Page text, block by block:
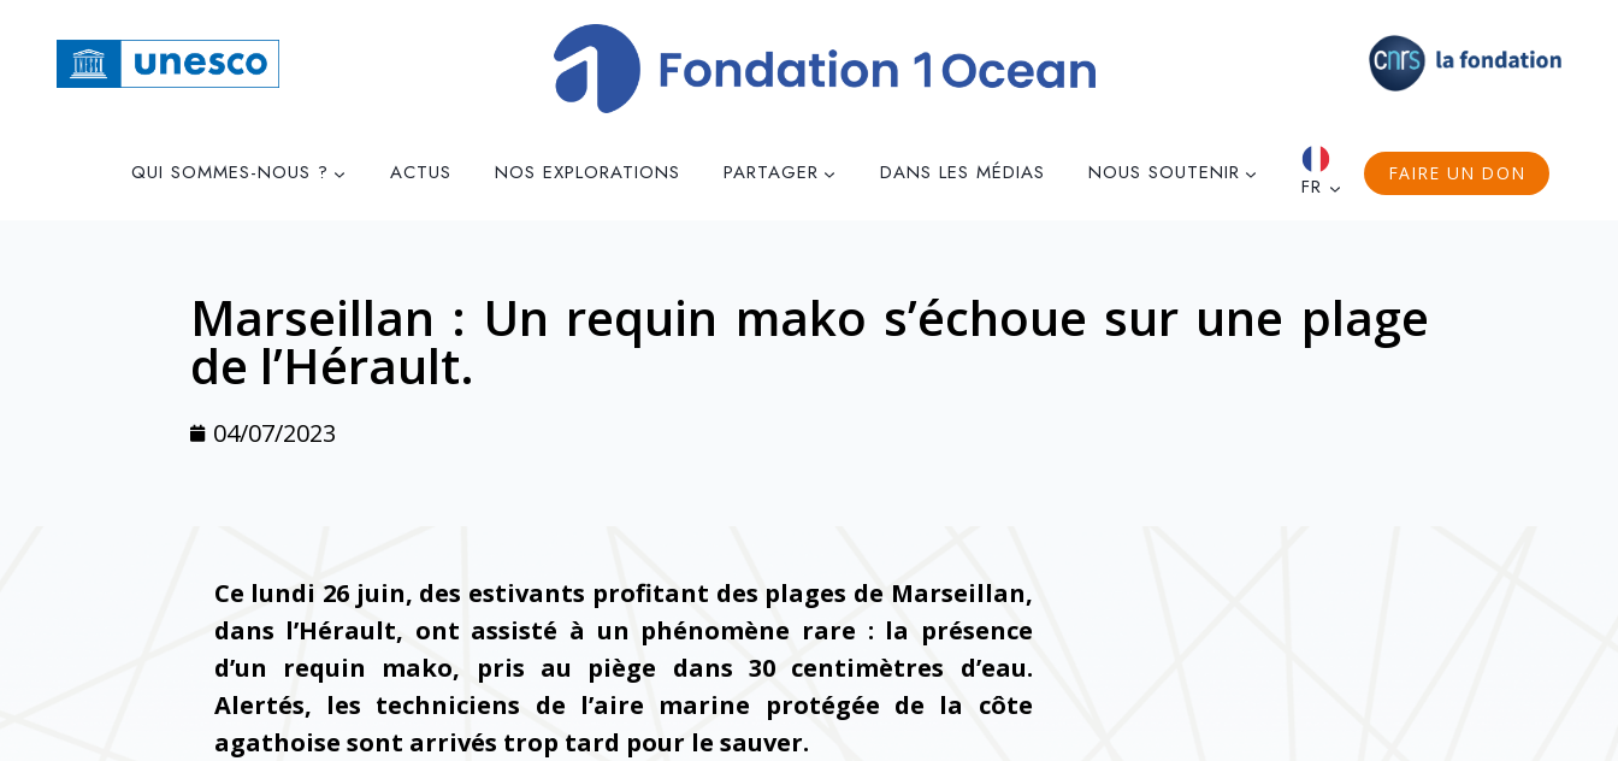
QUI SOMMES-NOUS ? ACTUS NOS EXPLORATIONS PARTAGER DANS LES MÉDIAS NOUS SOUTENIR
FR
FAIRE UN DON
Marseillan : Un requin mako s’échoue sur une plage
de l’Hérault.
04/07/2023
Ce lundi 26 juin, des estivants profitant des plages de Marseillan,
dans l’Hérault, ont assisté à un phénomène rare : la présence
d’un requin mako, pris au piège dans 30 centimètres d’eau.
Alertés, les techniciens de l’aire marine protégée de la côte
agathoise sont arrivés trop tard pour le sauver.